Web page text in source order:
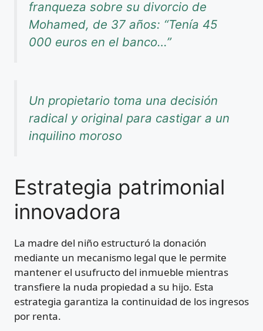
franqueza sobre su divorcio de
Mohamed, de 37 años: “Tenía 45
000 euros en el banco…”
Un propietario toma una decisión
radical y original para castigar a un
inquilino moroso
Estrategia patrimonial
innovadora
La madre del niño estructuró la donación
mediante un mecanismo legal que le permite
mantener el usufructo del inmueble mientras
transfiere la nuda propiedad a su hijo. Esta
estrategia garantiza la continuidad de los ingresos
por renta.